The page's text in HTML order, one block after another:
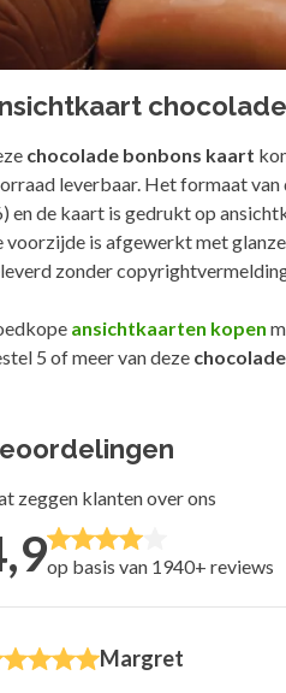
chocolade bonbons kaart
leverbaar. Het formaat
en de kaart is gedrukt op
voorzijde is afgewerkt met
zonder
ansichtkaarten kopen
5 of meer van deze
zeggen klanten over ons
op basis van 1940+ reviews
Margret